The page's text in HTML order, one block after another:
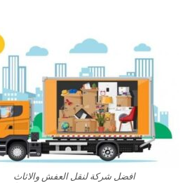
افضل شركة لنقل العفش والاثاث